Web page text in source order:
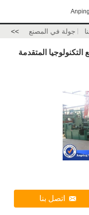
جولة في المصنع >>
المتقدمة
اتصل بنا